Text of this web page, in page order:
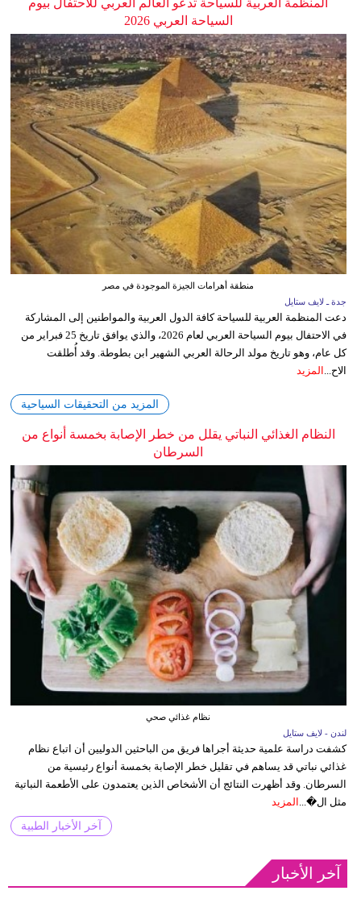
المنظمة العربية للسياحة تدعو العالم العربي للاحتفال بيوم
السياحة العربي 2026
منطقة أهرامات الجيزة الموجودة في مصر
جدة ـ لايف ستايل
دعت المنظمة العربية للسياحة كافة الدول العربية والمواطنين إلى المشاركة
في الاحتفال بيوم السياحة العربي لعام 2026، والذي يوافق تاريخ 25 فبراير من
كل عام، وهو تاريخ مولد الرحالة العربي الشهير ابن بطوطة. وقد أُطلقت
الاح... المزيد
المزيد من التحقيقات السياحية
النظام الغذائي النباتي يقلل من خطر الإصابة بخمسة أنواع من
السرطان
نظام غذائي صحي
لندن - لايف ستايل
كشفت دراسة علمية حديثة أجراها فريق من الباحثين الدوليين أن اتباع نظام
غذائي نباتي قد يساهم في تقليل خطر الإصابة بخمسة أنواع رئيسية من
السرطان. وقد أظهرت النتائج أن الأشخاص الذين يعتمدون على الأطعمة النباتية
مثل ال�...
المزيد
آخر الأخبار الطبية
آخر الأخبار